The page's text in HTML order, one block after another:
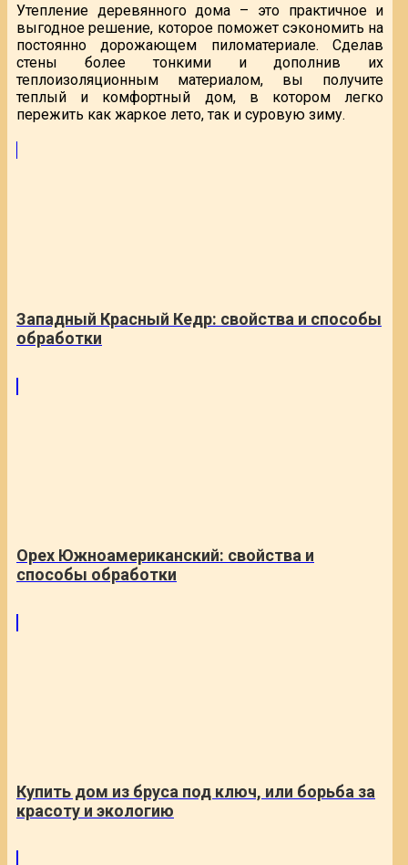
Утепление деревянного дома – это практичное и
выгодное решение, которое поможет сэкономить на
постоянно дорожающем пиломатериале. Сделав
стены более тонкими и дополнив их
теплоизоляционным материалом, вы получите
теплый и комфортный дом, в котором легко
пережить как жаркое лето, так и суровую зиму.
Западный Красный Кедр: свойства и способы
обработки
Орех Южноамериканский: свойства и
способы обработки
Купить дом из бруса под ключ, или борьба за
красоту и экологию